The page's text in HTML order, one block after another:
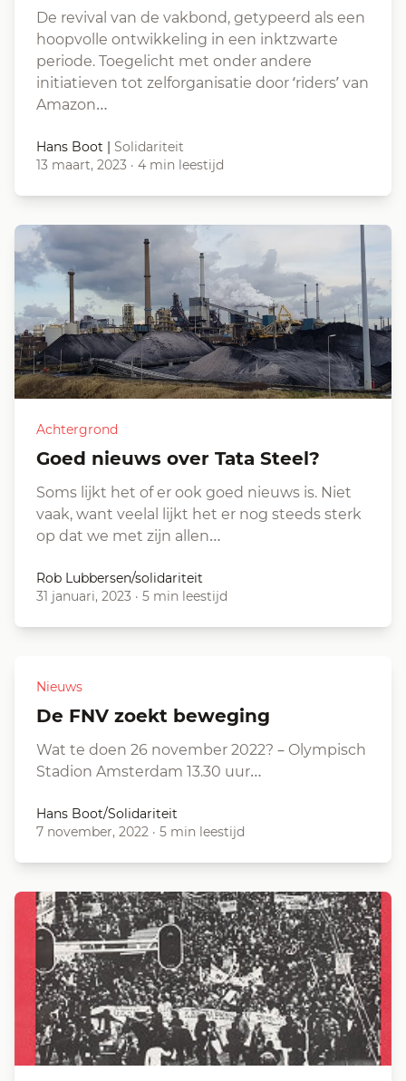
De revival van de vakbond, getypeerd als een
hoopvolle ontwikkeling in een inktzwarte
periode. Toegelicht met onder andere
initiatieven tot zelforganisatie door ‘riders’ van
Amazon…
Hans Boot | Solidariteit
13 maart, 2023 · 4 min leestijd
Achtergrond
Goed nieuws over Tata Steel?
Soms lijkt het of er ook goed nieuws is. Niet
vaak, want veelal lijkt het er nog steeds sterk
op dat we met zijn allen…
Rob Lubbersen/solidariteit
31 januari, 2023 · 5 min leestijd
Nieuws
De FNV zoekt beweging
Wat te doen 26 november 2022? – Olympisch
Stadion Amsterdam 13.30 uur…
Hans Boot/Solidariteit
7 november, 2022 · 5 min leestijd